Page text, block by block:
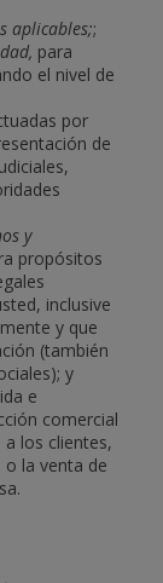
aplicables;;
para
el nivel de
por
de
y
propósitos
inclusive
y que
(también
y
e
comercial
los clientes,
la venta de